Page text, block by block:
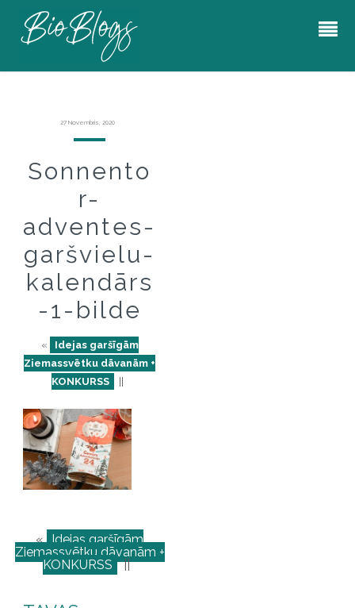
27 Novembris, 2020
Sonnento
r-
adventes-
garšvielu-
kalendārs
-1-bilde
«
Idejas garšīgām
Ziemassvētku dāvanām +
KONKURSS
« Idejas garšīgām
Ziemassvētku dāvanām +
KONKURSS ||